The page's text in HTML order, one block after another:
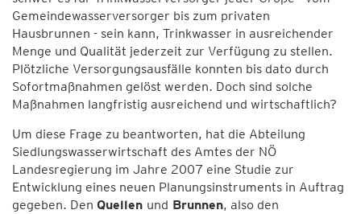
Gemeindewasserversorger bis zum privaten
Hausbrunnen - sein kann, Trinkwasser in ausreichender
Menge und Qualität jederzeit zur Verfügung zu stellen.
Plötzliche Versorgungsausfälle konnten bis dato durch
Sofortmaßnahmen gelöst werden. Doch sind solche
Maßnahmen langfristig ausreichend und wirtschaftlich?
Um diese Frage zu beantworten, hat die Abteilung
Siedlungswasserwirtschaft des Amtes der NÖ
Landesregierung im Jahre 2007 eine Studie zur
Entwicklung eines neuen Planungsinstruments in Auftrag
gegeben. Den Quellen und Brunnen, also den